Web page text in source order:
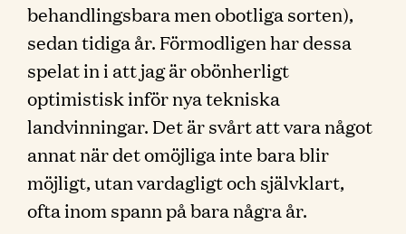
behandlingsbara men obotliga sorten),
sedan tidiga år. Förmodligen har dessa
spelat in i att jag är obönherligt
optimistisk inför nya tekniska
landvinningar. Det är svårt att vara något
annat när det omöjliga inte bara blir
möjligt, utan vardagligt och självklart,
ofta inom spann på bara några år.